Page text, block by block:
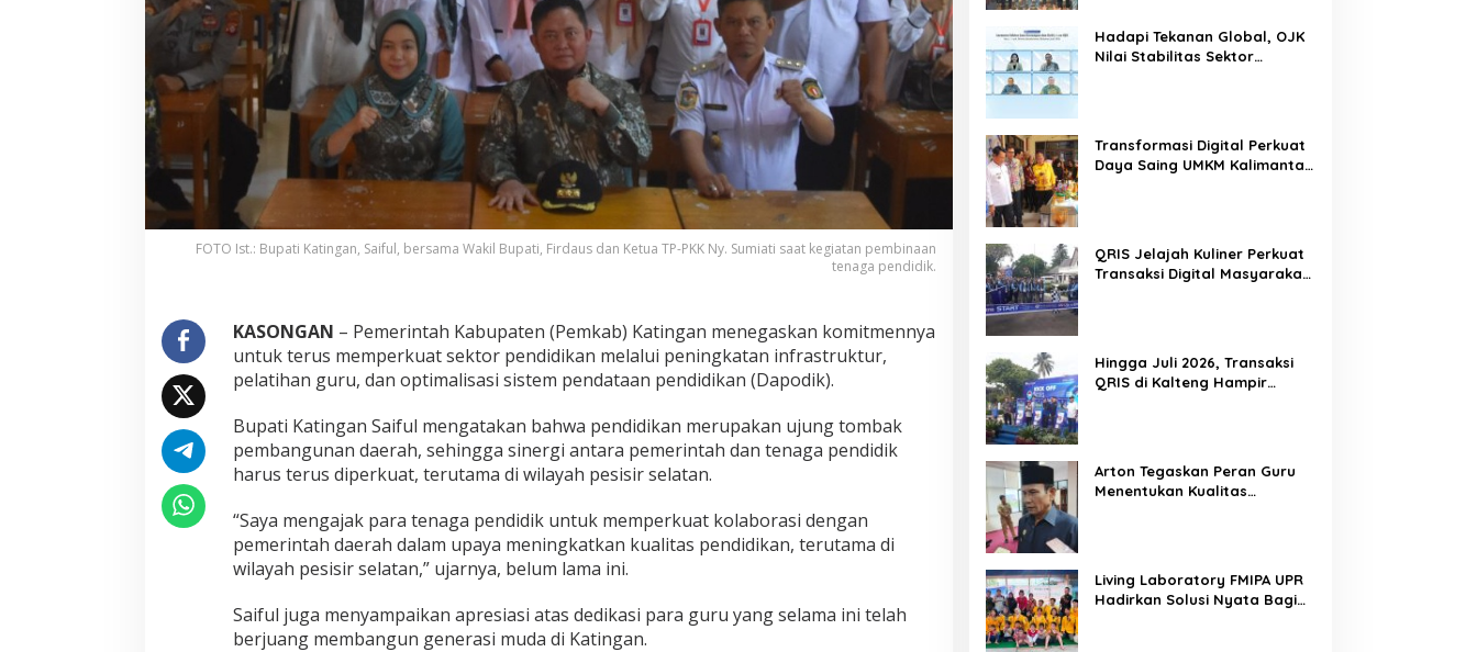
FOTO Ist.: Bupati Katingan, Saiful, bersama Wakil Bupati, Firdaus dan Ketua TP-PKK Ny. Sumiati saat kegiatan pembinaan
tenaga pendidik.
KASONGAN – Pemerintah Kabupaten (Pemkab) Katingan menegaskan komitmennya
untuk terus memperkuat sektor pendidikan melalui peningkatan infrastruktur,
pelatihan guru, dan optimalisasi sistem pendataan pendidikan (Dapodik).
Bupati Katingan Saiful mengatakan bahwa pendidikan merupakan ujung tombak
pembangunan daerah, sehingga sinergi antara pemerintah dan tenaga pendidik
harus terus diperkuat, terutama di wilayah pesisir selatan.
“Saya mengajak para tenaga pendidik untuk memperkuat kolaborasi dengan
pemerintah daerah dalam upaya meningkatkan kualitas pendidikan, terutama di
wilayah pesisir selatan,” ujarnya, belum lama ini.
Saiful juga menyampaikan apresiasi atas dedikasi para guru yang selama ini telah
berjuang membangun generasi muda di Katingan.
Hadapi Tekanan Global, OJK
Nilai Stabilitas Sektor
Transformasi Digital Perkuat
Daya Saing UMKM Kalimantan
QRIS Jelajah Kuliner Perkuat
Transaksi Digital Masyarakat
Hingga Juli 2026, Transaksi
QRIS di Kalteng Hampir
Arton Tegaskan Peran Guru
Menentukan Kualitas
Living Laboratory FMIPA UPR
Hadirkan Solusi Nyata Bagi